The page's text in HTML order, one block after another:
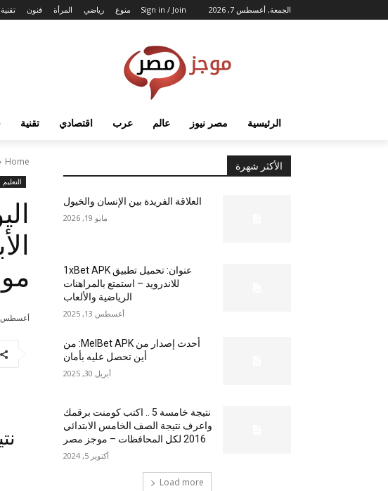
الجمعة, أغسطس 7, 2026 Sign in / Join تقنية فنون المرأة رياضي منوع
الرئيسية مصر نيوز عالم عرب اقتصادي تقنية
Home
التعليم
أغسطس 9, 2015
الأكثر شهرة
العلاقة الفريدة بين الإنسان والخيول
مايو 19, 2026
عنوان: تحميل تطبيق 1xBet APK
للاندرويد – استمتع بالمراهنات
الرياضية والألعاب
أغسطس 13, 2025
أحدث إصدار من MelBet APK: من
أين تحصل عليه بأمان
أبريل 30, 2025
نتيجة خامسة 5 .. اكتب كومنت برقمك
واعرف نتيجة الصف الخامس الابتدائي
2016 لكل المحافظات – موجز مصر
أكتوبر 5, 2024
Load more